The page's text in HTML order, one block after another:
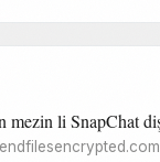
mezin li SnapChat